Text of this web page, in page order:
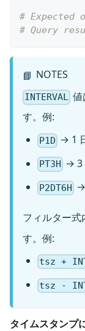
# Expected
# Query
📘 NOTES
INTERVAL
す。例:
P1D → 1
PT3H → 3
P2DT6H
フィルター式
す。例:
tsz +
tsz -
タイムスタンプ